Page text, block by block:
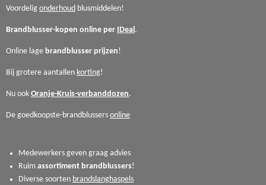
Voordelig onderhoud blusmiddelen!
Brandblusser-kopen online per IDeal .
Online lage brandblusser prijzen!
Bij grotere aantallen korting!
Nu ook Oranje-Kruis-verbanddozen.
De goedkoopste-brandblussers online
Medewerkers geven graag advies
Ruim assortiment brandblussers!
Diverse soorten brandslanghaspels